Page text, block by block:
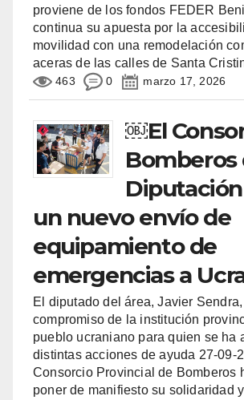
proviene de los fondos FEDER
continua su apuesta por la
movilidad con una remodelación
aceras de las calles de Santa
463 0 marzo 17, 2026
￼El
Bomberos
un nuevo envío de
equipamiento de
emergencias a
El diputado del área, Javier Sendra,
compromiso de la institución
pueblo ucraniano para quien se ha
distintas acciones de ayuda 27-09-
Consorcio Provincial de Bomberos
poner de manifiesto su solidaridad